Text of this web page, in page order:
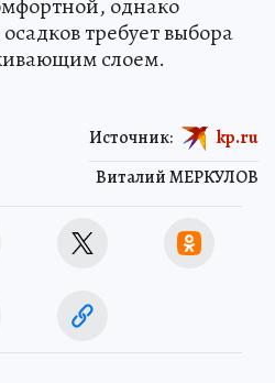
однако
требует выбора
слоем.
Виталий МЕРКУЛОВ
Источник: kp.ru